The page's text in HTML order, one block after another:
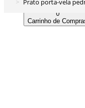
0
Carrinho de
Prato porta-vela